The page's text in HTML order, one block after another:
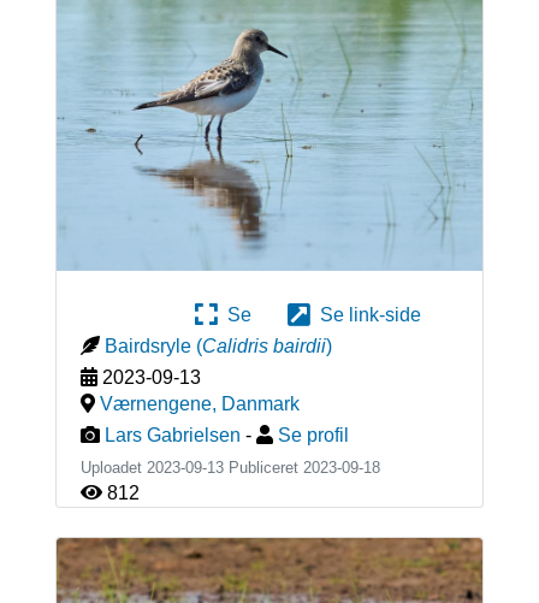
Se
Se link-side
Bairdsryle (Calidris bairdii)
2023-09-13
Værnengene, Danmark
Lars Gabrielsen - Se profil
Uploadet 2023-09-13 Publiceret 2023-09-18
812